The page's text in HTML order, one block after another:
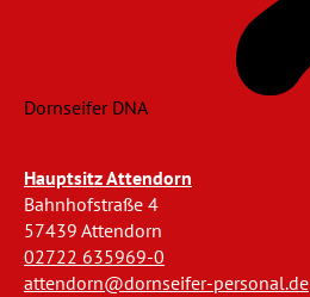
Dornseifer DNA
Hauptsitz Attendorn
Bahnhofstraße 4
57439 Attendorn
02722 635969-0
attendorn@dornseifer-personal.de